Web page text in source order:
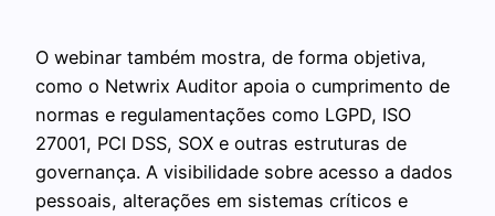
O webinar também mostra, de forma objetiva,
como o Netwrix Auditor apoia o cumprimento de
normas e regulamentações como LGPD, ISO
27001, PCI DSS, SOX e outras estruturas de
governança. A visibilidade sobre acesso a dados
pessoais, alterações em sistemas críticos e